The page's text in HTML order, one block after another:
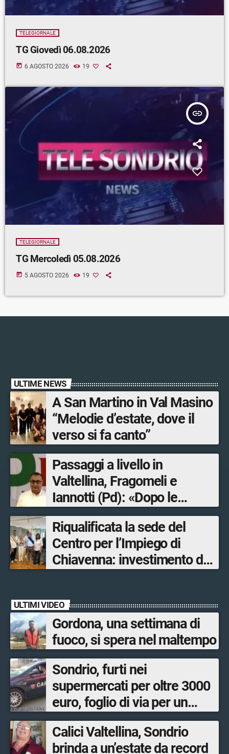
TELEGIORNALE
TG Giovedì 06.08.2026
today 6 AGOSTO 2026 19
insert_link
TELEGIORNALE
TG Mercoledì 05.08.2026
today 5 AGOSTO 2026 19
ULTIME NEWS
A San Martino in Val Masino
“Melodie d’estate, dove il
verso si fa canto”
Passaggi a livello in
Valtellina, Fragomeli e
Iannotti (Pd): «Dopo le
Olimpiadi solo un terzo delle
opere sostitutive sarà
ultimato entro il 2026»
Riqualificata la sede del
Centro per l’Impiego di
Chiavenna: investimento da
ULTIMI VIDEO
Gordona, una settimana di
fuoco, si spera nel maltempo
Sondrio, furti nei
supermercati per oltre 3000
euro, foglio di via per un
ventinovenne
Calici Valtellina, Sondrio
brinda a un’estate da record